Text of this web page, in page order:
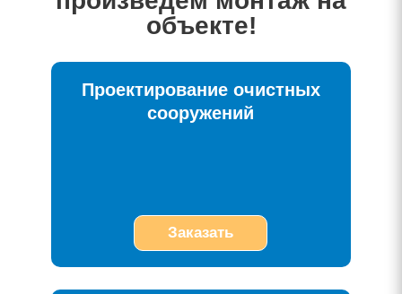
объекте!
Проектирование очистных
сооружений
Заказать